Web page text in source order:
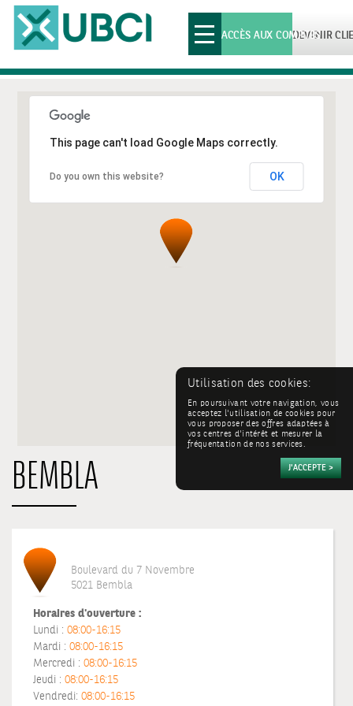
Toggle
navigationDEVENIR
ACCÈS AUX COMPTES
This page can't load Google Maps correctly.
Do you own this website? OK
BEMBLA
Boulevard du 7 Novembre
5021 Bembla
Horaires d'ouverture :
Lundi : 08:00-16:15
Mardi : 08:00-16:15
Mercredi : 08:00-16:15
Jeudi : 08:00-16:15
Vendredi: 08:00-16:15
Utilisation des cookies:
En poursuivant votre navigation, vous
acceptez l'utilisation de cookies pour
vous proposer des offres adaptées à
vos centres d'intérêt et mesurer la
fréquentation de nos services.